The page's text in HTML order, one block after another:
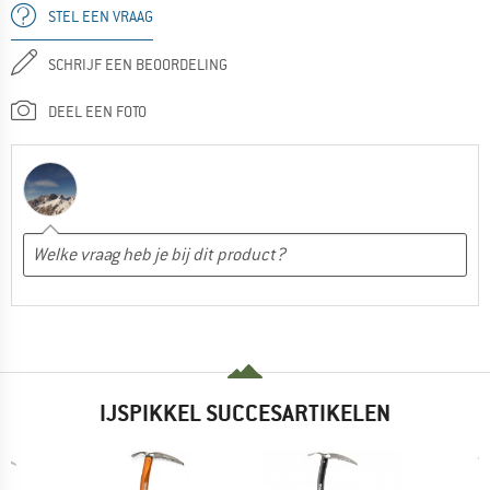
STEL EEN VRAAG
SCHRIJF EEN BEOORDELING
DEEL EEN FOTO
IJSPIKKEL SUCCESARTIKELEN